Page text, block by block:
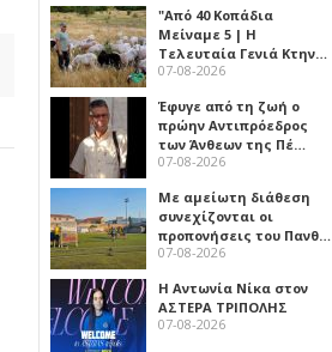
"Από 40 Κοπάδια
Μείναμε 5 | Η
Τελευταία Γενιά Κτην…
07-08-2026
Έφυγε από τη ζωή ο
πρώην Αντιπρόεδρος
των Άνθεων της Πέ…
07-08-2026
Με αμείωτη διάθεση
συνεχίζονται οι
προπονήσεις του Πανθ…
07-08-2026
Η Αντωνία Νίκα στον
ΑΣΤΕΡΑ ΤΡΙΠΟΛΗΣ
07-08-2026